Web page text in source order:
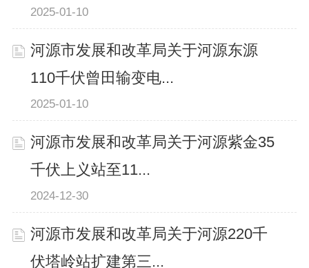
2025-01-10
河源市发展和改革局关于河源东源
110千伏曾田输变电...
2025-01-10
河源市发展和改革局关于河源紫金35
千伏上义站至11...
2024-12-30
河源市发展和改革局关于河源220千
伏塔岭站扩建第三...